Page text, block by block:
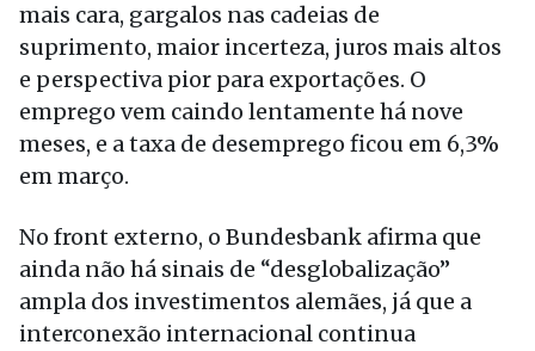
mais cara, gargalos nas cadeias de
suprimento, maior incerteza, juros mais altos
e perspectiva pior para exportações. O
emprego vem caindo lentamente há nove
meses, e a taxa de desemprego ficou em 6,3%
em março.
No front externo, o Bundesbank afirma que
ainda não há sinais de “desglobalização”
ampla dos investimentos alemães, já que a
interconexão internacional continua